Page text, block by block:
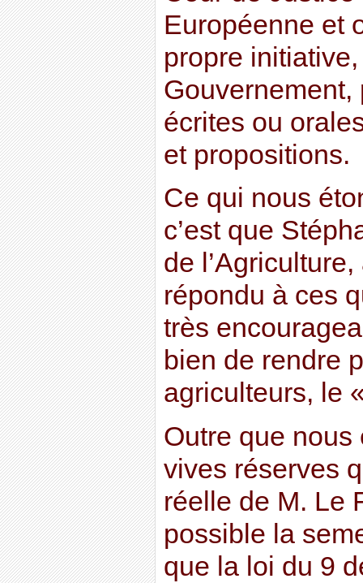
Européenne et
propre
écrites ou
et propositions.
Ce qui nous
c’est que
de
répondu à ces
très
bien de rendre
agriculteurs, le
Outre que nous
vives réserves
réelle de M. Le
possible la
que la loi du 9